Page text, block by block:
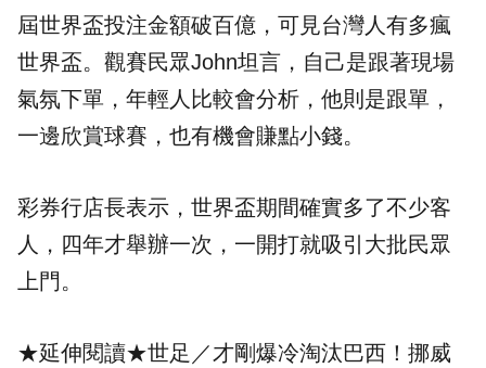
屆世界盃投注金額破百億，可見台灣人有多瘋
世界盃。觀賽民眾John坦言，自己是跟著現場
氣氛下單，年輕人比較會分析，他則是跟單，
一邊欣賞球賽，也有機會賺點小錢。
彩券行店長表示，世界盃期間確實多了不少客
人，四年才舉辦一次，一開打就吸引大批民眾
上門。
★延伸閱讀★世足／才剛爆冷淘汰巴西！挪威